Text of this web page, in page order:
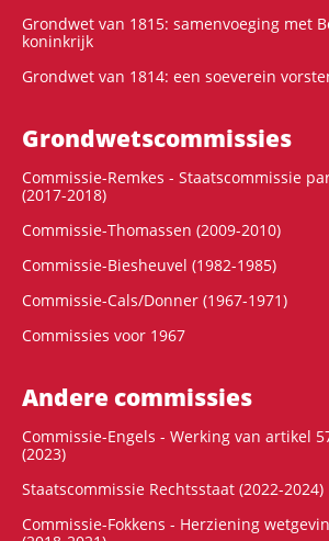
Grondwet van 1815: samenvoeging met
koninkrijk
Grondwet van 1814: een soeverein
Grondwets­commissies
Commissie-Remkes - Staatscommissie
(2017-2018)
Commissie-Thomassen (2009-2010)
Commissie-Biesheuvel (1982-1985)
Commissie-Cals/Donner (1967-1971)
Commissies voor 1967
Andere commissies
Commissie-Engels - Werking van artikel
(2023)
Staatscommissie Rechtsstaat (2022-2024)
Commissie-Fokkens - Herziening